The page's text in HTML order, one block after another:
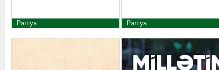
Partiya Partiya